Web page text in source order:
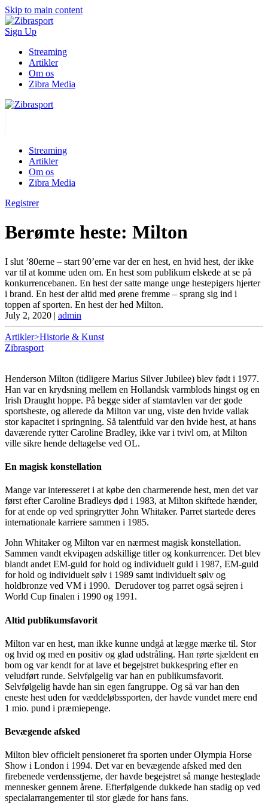
Skip to main content
Sign Up
Streaming
Artikler
Om os
Zibra Media
Streaming
Artikler
Om os
Zibra Media
Registrer
Berømte heste: Milton
I slut ’80erne – start 90’erne var der en hest, en hvid hest, der ikke
var til at komme uden om. En hest som publikum elskede at se på
konkurrencebanen. En hest der satte mange unge hestepigers hjerter
i brand. En hest der altid med ørene fremme – sprang sig ind i
toppen af sporten. En hest der hed Milton.
July 2, 2020 | admin
Artikler>Historie & Kunst
Zibrasport
Henderson Milton (tidligere Marius Silver Jubilee) blev født i 1977.
Han var en krydsning mellem en Hollandsk varmblods hingst og en
Irish Draught hoppe. På begge sider af stamtavlen var der gode
sportsheste, og allerede da Milton var ung, viste den hvide vallak
stor kapacitet i springning. Så talentfuld var den hvide hest, at hans
daværende rytter Caroline Bradley, ikke var i tvivl om, at Milton
ville sikre hende deltagelse ved OL.
En magisk konstellation
Mange var interesseret i at købe den charmerende hest, men det var
først efter Caroline Bradleys død i 1983, at Milton skiftede hænder,
for at ende op ved springrytter John Whitaker. Parret startede deres
internationale karriere sammen i 1985.
John Whitaker og Milton var en nærmest magisk konstellation.
Sammen vandt ekvipagen adskillige titler og konkurrencer. Det blev
blandt andet EM-guld for hold og individuelt guld i 1987, EM-guld
for hold og individuelt sølv i 1989 samt individuelt sølv og
holdbronze ved VM i 1990. Derudover tog parret også sejren i
World Cup finalen i 1990 og 1991.
Altid publikumsfavorit
Milton var en hest, man ikke kunne undgå at lægge mærke til. Stor
og hvid og med en positiv og glad udstråling. Han rørte sjældent en
bom og var kendt for at lave et begejstret bukkespring efter en
veludført runde. Selvfølgelig var han en publikumsfavorit.
Selvfølgelig havde han sin egen fangruppe. Og så var han den
eneste hest uden for væddeløbssporten, der havde vundet mere end
1 mio. pund i præmiepenge.
Bevægende afsked
Milton blev officielt pensioneret fra sporten under Olympia Horse
Show i London i 1994. Det var en bevægende afsked med den
firebenede verdensstjerne, der havde begejstret så mange hesteglade
mennesker gennem årene. Efterfølgende dukkede han stadig op ved
specialarrangementer til stor glæde for hans fans.